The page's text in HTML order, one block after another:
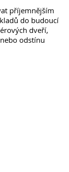
příjemnějším
do budoucí
dveří,
odstínu